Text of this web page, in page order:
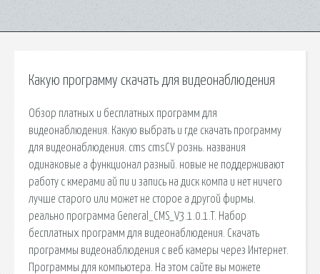
Какую программу скачать для видеонаблюдения
Обзор платных и бесплатных программ для
видеонаблюдения. Какую выбрать и где скачать программу
для видеонаблюдения. cms cmsСУ рознь. названия
одинаковые а функционал разный. новые не поддерживают
работу с кмерами ай пи и запись на диск компа и нет ничего
лучше старого или может не сторое а другой фирмы.
реально программа General_CMS_V3.1.0.1.T. Набор
бесплатных программ для видеонаблюдения. Скачать
программы видеонаблюдения с веб камеры через Интернет.
Программы для компьютера. На этом сайте вы можете